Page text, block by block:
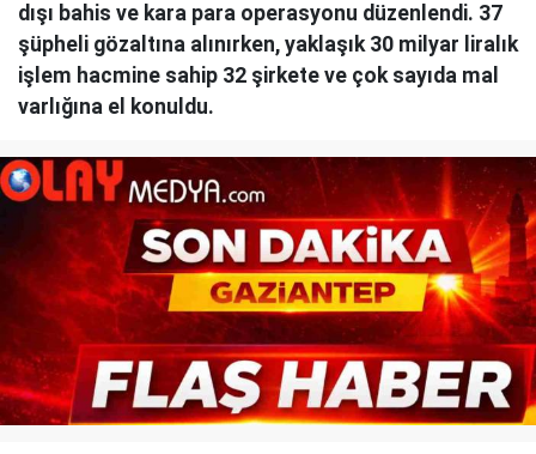
dışı bahis ve kara para operasyonu düzenlendi. 37
şüpheli gözaltına alınırken, yaklaşık 30 milyar liralık
işlem hacmine sahip 32 şirkete ve çok sayıda mal
varlığına el konuldu.